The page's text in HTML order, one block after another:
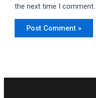
the next time I comment.